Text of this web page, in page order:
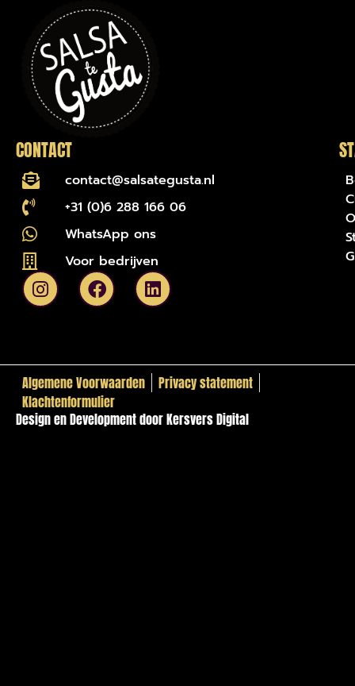
CONTACT
contact@salsategusta.nl
+31 (0)6 288 166 06
WhatsApp ons
Voor bedrijven
Algemene Voorwaarden
Privacy statement
Klachtenformulier
Design en Development door Kersvers Digital